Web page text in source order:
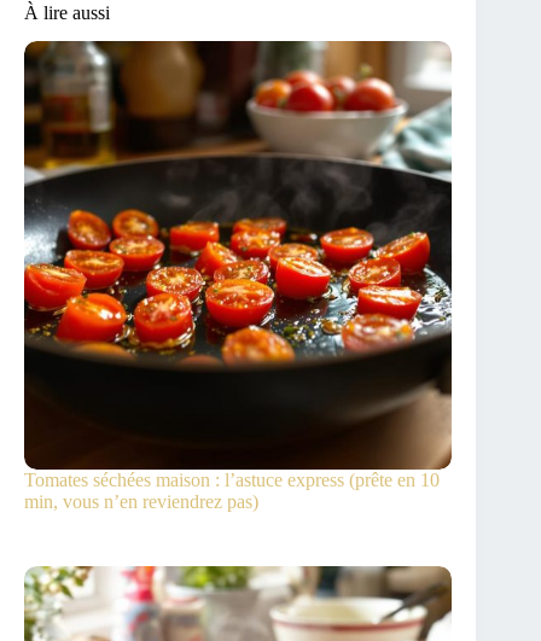
À lire aussi
Tomates séchées maison : l’astuce express (prête en 10
min, vous n’en reviendrez pas)